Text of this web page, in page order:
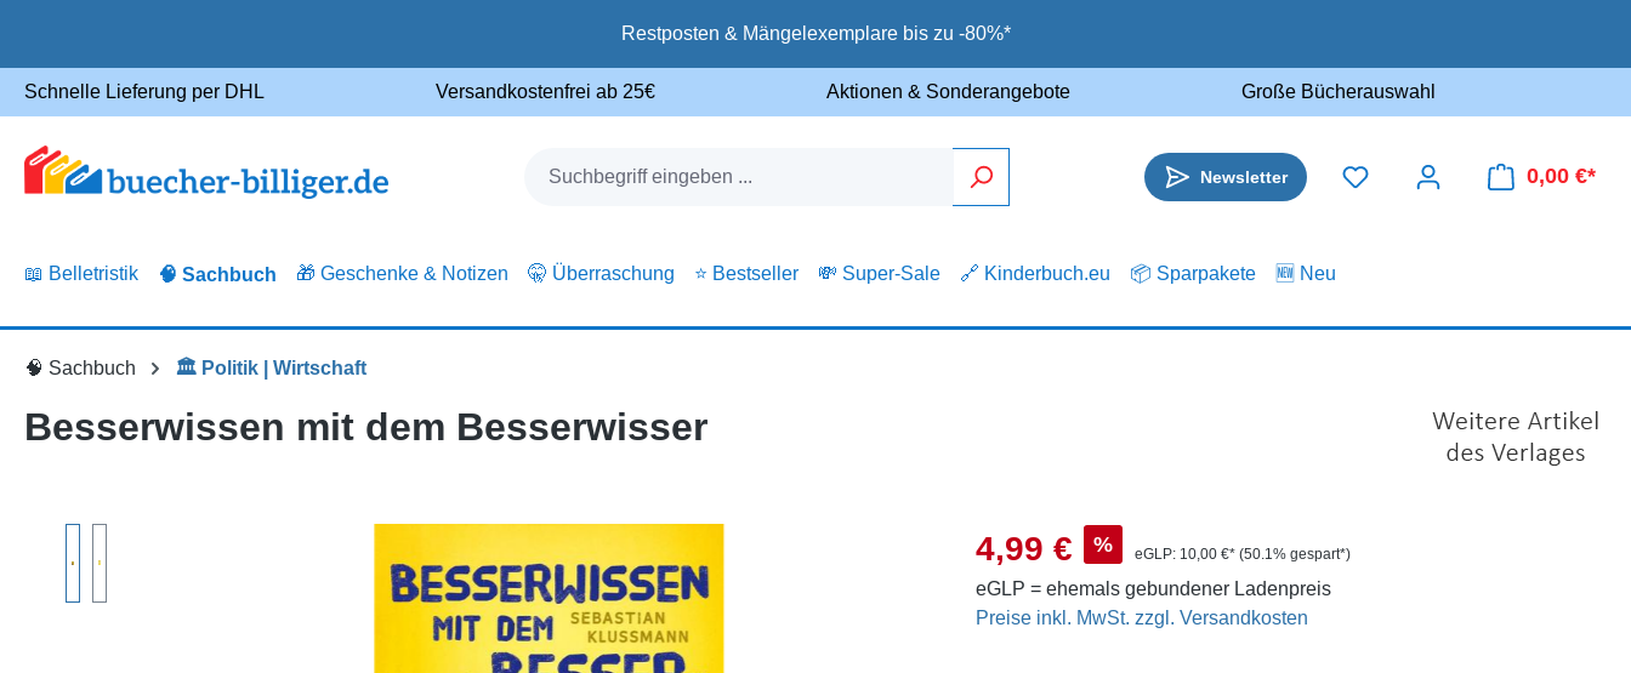
Restposten & Mängelexemplare bis zu -80%*
Schnelle Lieferung per DHL Versandkostenfrei ab 25€ Aktionen & Sonderangebote Große Bücherauswahl
Newsletter 0,00 €*
📖 Belletristik 🧠 Sachbuch 🎁 Geschenke & Notizen 🤫 Überraschung ⭐ Bestseller 💸 Super-Sale 🔗 Kinderbuch.eu 📦 Sparpakete 🆕 Neu
🧠 Sachbuch 🏛️ Politik | Wirtschaft
Besserwissen mit dem Besserwisser
Verkaufspreis:
4,99 € % eGLP: 10,00 €* (50.1% gespart*)
eGLP = ehemals gebundener Ladenpreis
Preise inkl. MwSt. zzgl. Versandkosten